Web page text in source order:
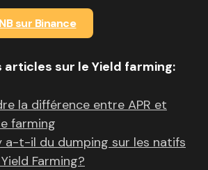
sur Binance
articles sur le Yield farming:
la différence entre APR et
farming
a-t-il du dumping sur les natifs
Farming?